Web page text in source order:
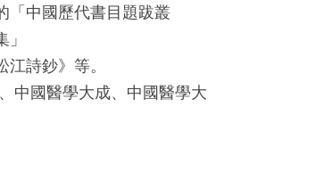
「中國歷代書目題跋叢
詩鈔》等。
中國醫學大成、中國醫學大